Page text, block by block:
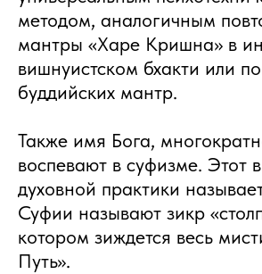
методом, аналогичным
мантры «Харе Кришна» в
вишнуистском бхакти или
буддийских мантр.
Также имя Бога,
воспевают в суфизме. Этот
духовной практики
Суфии называют зикр
котором зиждется весь
Путь».